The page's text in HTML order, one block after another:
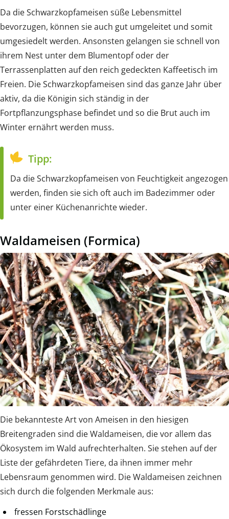
Da die Schwarzkopfameisen süße Lebensmittel
bevorzugen, können sie auch gut umgeleitet und somit
umgesiedelt werden. Ansonsten gelangen sie schnell von
ihrem Nest unter dem Blumentopf oder der
Terrassenplatten auf den reich gedeckten Kaffeetisch im
Freien. Die Schwarzkopfameisen sind das ganze Jahr über
aktiv, da die Königin sich ständig in der
Fortpflanzungsphase befindet und so die Brut auch im
Winter ernährt werden muss.
Tipp:
Da die Schwarzkopfameisen von Feuchtigkeit angezogen
werden, finden sie sich oft auch im Badezimmer oder
unter einer Küchenanrichte wieder.
Waldameisen (Formica)
Die bekannteste Art von Ameisen in den hiesigen
Breitengraden sind die Waldameisen, die vor allem das
Ökosystem im Wald aufrechterhalten. Sie stehen auf der
Liste der gefährdeten Tiere, da ihnen immer mehr
Lebensraum genommen wird. Die Waldameisen zeichnen
sich durch die folgenden Merkmale aus:
fressen Forstschädlinge